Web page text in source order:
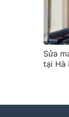
Sửa
tại Hà